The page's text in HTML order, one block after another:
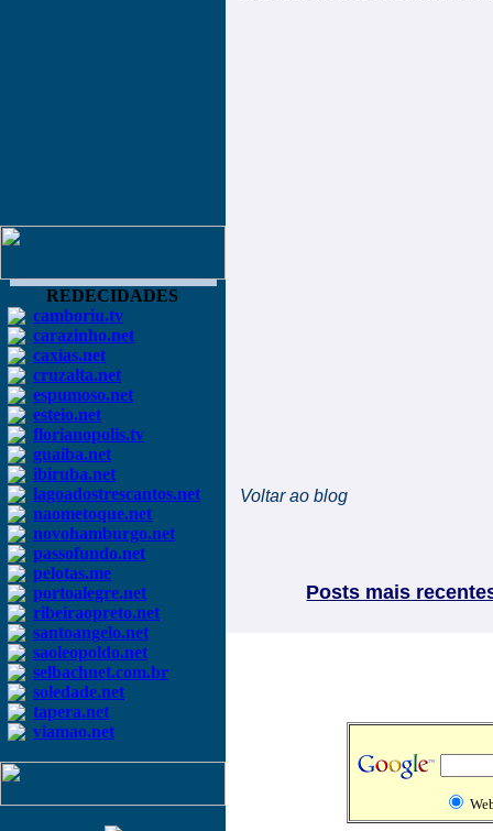
REDECIDADES
camboriu.tv
carazinho.net
caxias.net
cruzalta.net
espumoso.net
esteio.net
florianopolis.tv
guaiba.net
ibiruba.net
lagoadostrescantos.net
naometoque.net
novohamburgo.net
passofundo.net
pelotas.me
portoalegre.net
ribeiraopreto.net
santoangelo.net
saoleopoldo.net
selbachnet.com.br
soledade.net
tapera.net
viamao.net
Voltar ao blog
Posts mais